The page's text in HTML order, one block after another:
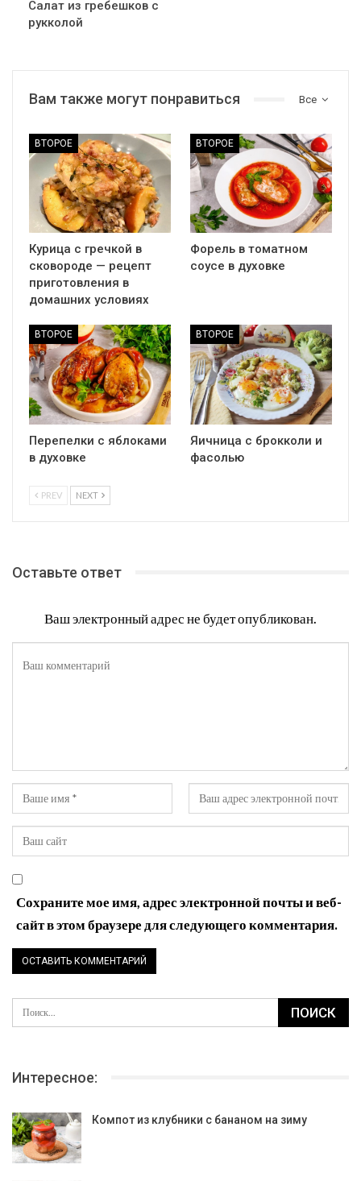
Салат из гребешков с
рукколой
Все
Вам также могут понравиться
ВТОРОЕ
Курица с гречкой в
сковороде — рецепт
приготовления в
домашних условиях
ВТОРОЕ
Форель в томатном
соусе в духовке
ВТОРОЕ
Перепелки с яблоками
в духовке
ВТОРОЕ
Яичница с брокколи и
фасолью
PREV NEXT
Оставьте ответ
Ваш электронный адрес не будет опубликован.
Сохраните мое имя, адрес электронной почты и веб-
сайт в этом браузере для следующего комментария.
Интересное:
Компот из клубники с бананом на зиму